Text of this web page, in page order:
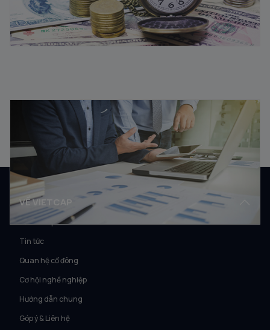
Vốn lưu động là gì? Ý nghĩa vốn lưu động trong kinh
08/08/2025
VỀ VIETCAP
Về Vietcap
Tin tức
Quan hệ cổ đông
Cơ hội nghề nghiệp
Hướng dẫn chung
Góp ý & Liên hệ